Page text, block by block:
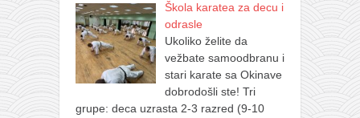
članarina
kontakt
besplatna e-knjiga
termini treninga
Škola karatea za decu i
odrasle
Ukoliko želite da
vežbate samoodbranu i
stari karate sa Okinave
dobrodošli ste! Tri
grupe: deca uzrasta 2-3 razred (9-10